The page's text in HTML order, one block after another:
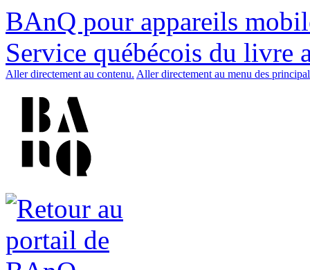
BAnQ pour appareils
Service québécois du livre
Aller directement au contenu. Aller directement au menu des